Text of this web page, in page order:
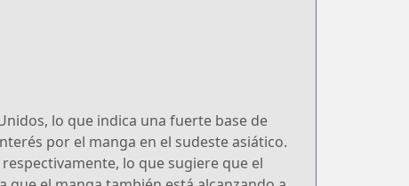
lo que indica una fuerte base de
por el manga en el sudeste asiático.
lo que sugiere que el